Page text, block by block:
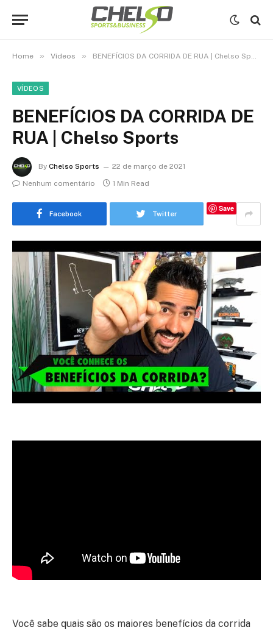
Home » Vídeos » BENEFÍCIOS DA CORRIDA DE RUA | Chelso Sports
VÍDEOS
BENEFÍCIOS DA CORRIDA DE
RUA | Chelso Sports
By Chelso Sports
22 de março de 2021
Nenhum comentário
1 Min Read
Facebook Twitter
Save
Você sabe quais são os maiores benefícios da corrida